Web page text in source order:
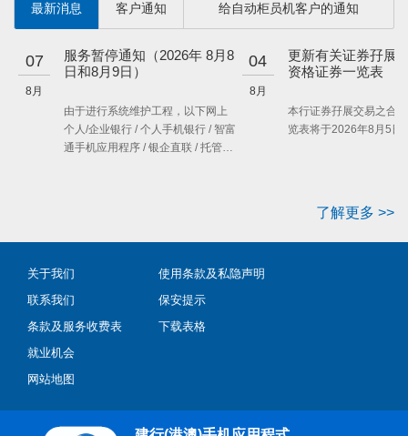
最新消息 客户通知 给自动柜员机客户的通知
07
8月
服务暂停通知（2026年 8月8
日和8月9日）
由于进行系统维护工程，以下网上
个人/企业银行 / 个人手机银行 / 智富
通手机应用程序 / 银企直联 / 托管网
04
8月
更新有关证券孖展
资格证券一览表
本行证券孖展交易之合
览表将于2026年8月5日
了解更多 >>
关于我们
联系我们
条款及服务收费表
就业机会
网站地图
使用条款及私隐声明
保安提示
下载表格